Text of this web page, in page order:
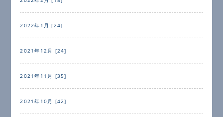
2022年1月 [24]
2021年12月 [24]
2021年11月 [35]
2021年10月 [42]